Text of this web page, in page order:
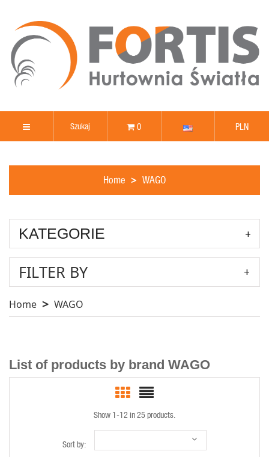
0 PLN
Home WAGO
KATEGORIE
FILTER BY
Home WAGO
List of products by brand WAGO
Show 1-12 in 25 products.
Sort by: